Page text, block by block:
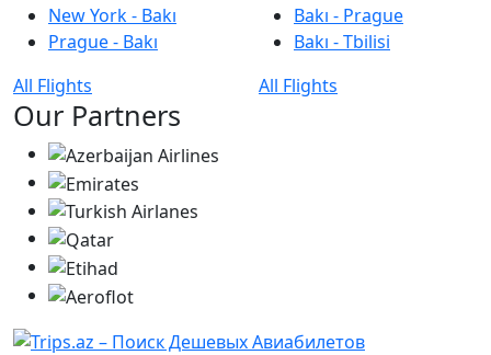
New York - Bakı
Prague - Bakı
All Flights
Bakı - Prague
Bakı - Tbilisi
All Flights
Our Partners